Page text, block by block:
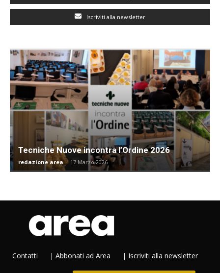
Iscriviti alla newsletter
Tecniche Nuove incontra l’Ordine 2026
redazione area - 17 Marzo 2026
Contatti | Abbonati ad Area | Iscriviti alla newsletter